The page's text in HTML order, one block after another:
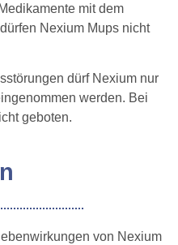
mit dem
Nexium Mups nicht
dürf Nexium nur
werden. Bei
geboten.
von Nexium